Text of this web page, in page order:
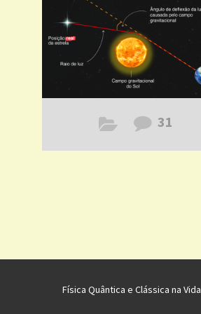
31
Física Quântica e Clássica na Vida